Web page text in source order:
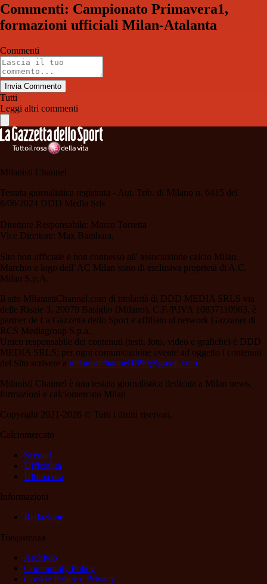
Commenti: Campionato Primavera1,
formazioni ufficiali Milan-Atalanta
Commenti
Invia Commento
Tutti
Leggi altri commenti
Milanisti Channel
Testata giornalistica registrata - Aut. Trib. di Milano n. 6415 del
6/06/2024 DDD Media Srls
Direttore Responsabile: Marco Torretta
Vice Direttore: Max Bambara.
Sito non ufficiale e non connesso all' associazione calcio Milan.
Marchio e logo dell' AC Milan sono di esclusiva proprietà di A.C.
Milan S.p.A.
Il sito MilanistiChannel.com di titolarità di DDD MEDIA SRLS via
delle Risaie 3, 20079 Basiglio (Milano), C.F./P.IVA 10837110963, è
partner de La Gazzetta dello Sport e affiliato al network Gazzanet di
RCS Mediagroup S.p.a..
Unico responsabile dei contenuti (testi, foto, video e grafiche) è DDD
MEDIA SRLS; per ogni comunicazione avente ad oggetto i contenuti
del Sito scrivere a milanistichannel1899@gmail.com
Milanisti Channel è una testata giornalistica dedicata a Milan news,
formazioni e calciomercato Milan
Copyright 2021-2026 © Tutti i diritti riservati.
Calciomercato
Scenari
Ufficialità
Ultima ora
Informazioni
Redazione
Trasparenza
Archivio
Community Policy
Cookie Policy e Privacy